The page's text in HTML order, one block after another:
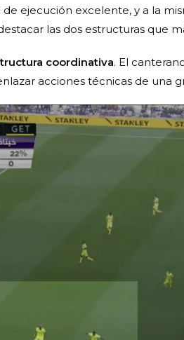
ejecución excelente, y a la
las dos estructuras que
coordinativa. El
acciones técnicas de una